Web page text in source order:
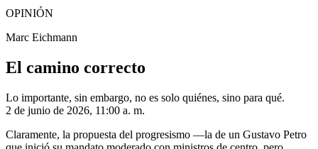
OPINIÓN
Marc Eichmann
El camino correcto
Lo importante, sin embargo, no es solo quiénes, sino para qué.
2 de junio de 2026, 11:00 a. m.
Claramente, la propuesta del progresismo —la de un Gustavo Petro